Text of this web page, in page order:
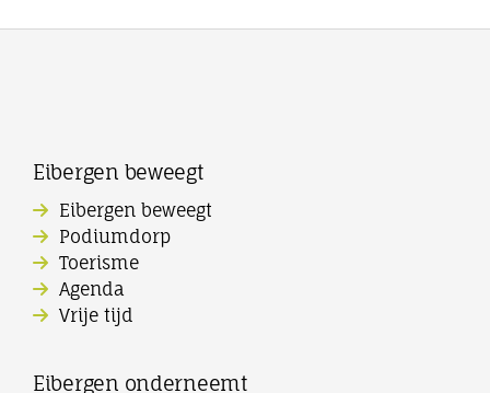
Eibergen beweegt
Eibergen beweegt
Podiumdorp
Toerisme
Agenda
Vrije tijd
Eibergen onderneemt